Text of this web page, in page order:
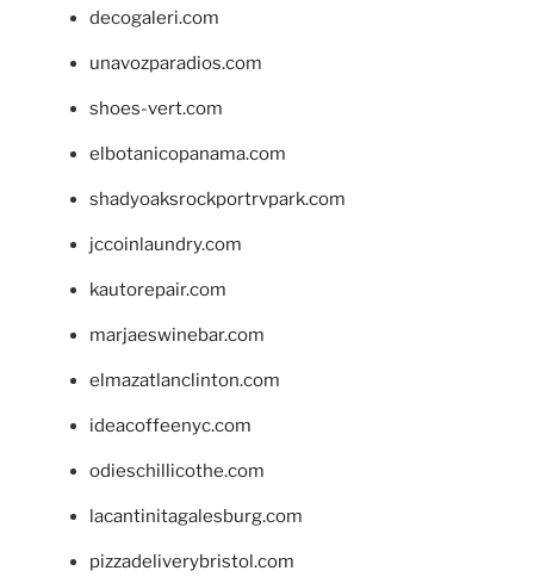
decogaleri.com
unavozparadios.com
shoes-vert.com
elbotanicopanama.com
shadyoaksrockportrvpark.com
jccoinlaundry.com
kautorepair.com
marjaeswinebar.com
elmazatlanclinton.com
ideacoffeenyc.com
odieschillicothe.com
lacantinitagalesburg.com
pizzadeliverybristol.com